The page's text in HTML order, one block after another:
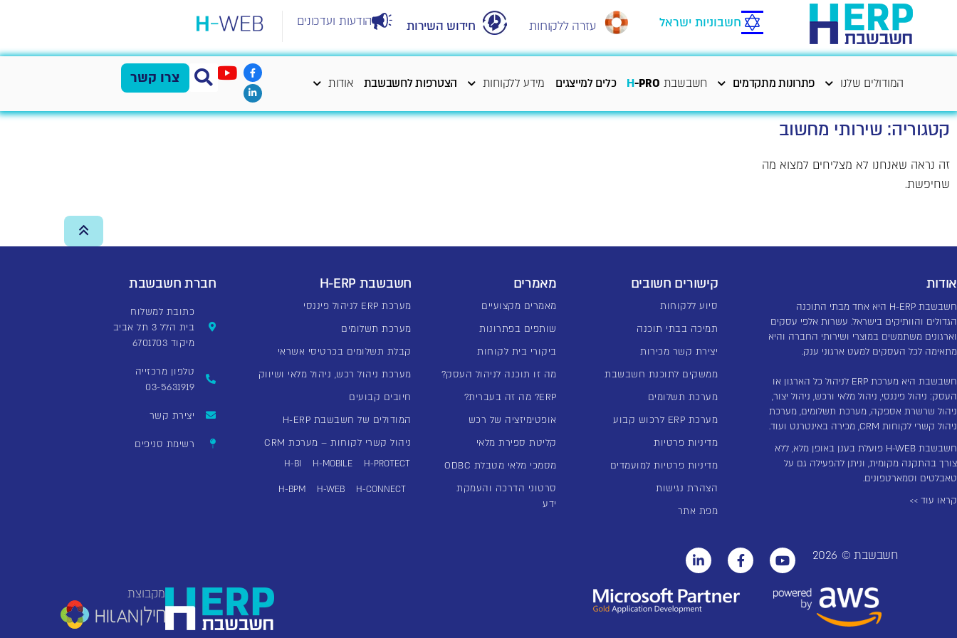
חשבוניות ישראל עזרה ללקוחות חידוש השירות הודעות ועדכונים
המודולים שלנו פתרונות מתקדמים חשבשבת H-PRO כלים למייצגים מידע ללקוחות הצטרפות לחשבשבת אודות צרו קשר
קטגוריה: שירותי מחשוב
זה נראה שאנחנו לא מצליחים למצוא מה
שחיפשת.
אודות
חשבשבת H-ERP היא אחד מבתי התוכנה
הגדולים והוותיקים בישראל. עשרות אלפי עסקים
וארגונים משתמשים במוצרי ושירותי החברה והיא
מתאימה לכל העסקים למעט ארגוני ענק.
חשבשבת היא מערכת ERP לניהול כל הארגון או
העסק: ניהול פיננסי, ניהול מלאי ורכש, ניהול יצור,
ניהול שרשרת אספקה, מערכת תשלומים, מערכת
ניהול קשרי לקוחות CRM, מכירה באינטרנט ועוד.
חשבשבת H-WEB פועלת בענן באופן מלא, ללא
צורך בהתקנה מקומית, וניתן להפעילה גם על
טאבלטים וסמארטפונים.
קראו עוד >>
קישורים חשובים
סיוע ללקוחות
תמיכה בבתי תוכנה
יצירת קשר מכירות
ממשקים לתוכנת חשבשבת
מערכת תשלומים
מערכת ERP לרכוש קבוע
מדיניות פרטיות
מדיניות פרטיות למועמדים
הצהרת נגישות
מפת אתר
מאמרים
מאמרים מקצועיים
שותפים בפתרונות
ביקורי בית לקוחות
מה זו תוכנה לניהול העסק?
ERP? מה זה בעברית?
אופטימיזציה של רכש
קליטת ספירת מלאי
מסמכי מלאי מטבלת ODBC
סרטוני הדרכה והעמקת
ידע
חשבשבת H-ERP
מערכת ERP לניהול פיננסי
מערכת תשלומים
קבלת תשלומים בכרטיסי אשראי
מערכת ניהול רכש, ניהול מלאי ושיווק
חיובים קבועים
המודולים של חשבשבת H-ERP
ניהול קשרי לקוחות – מערכת CRM
H-PROTECT
H-MOBILE
H-BI
H-CONNECT
H-WEB
H-BPM
חברת חשבשבת
כתובת למשלוח
בית הלל 3 תל אביב
מיקוד 6701703
טלפון מרכזייה
03-5631919
יצירת קשר
רשימת סניפים
חשבשבת © 2026
מקבוצת